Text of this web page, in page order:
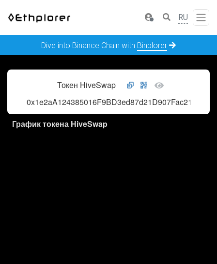
RU
Dive into Binance Chain with Binplorer
Токен HiveSwap
0x1e2aA124385016F9BD3ed87d21D907Fac21FE707
График токена HiveSwap